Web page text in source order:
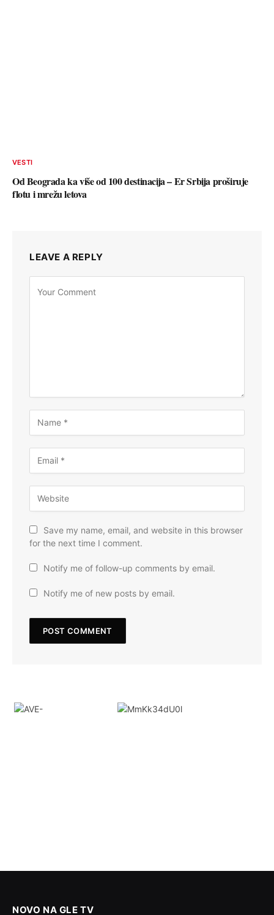
VESTI
Od Beograda ka više od 100 destinacija – Er Srbija proširuje
flotu i mrežu letova
LEAVE A REPLY
Save my name, email, and website in this browser
for the next time I comment.
Notify me of follow-up comments by email.
Notify me of new posts by email.
NOVO NA GLE TV